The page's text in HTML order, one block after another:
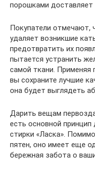
порошками
Покупатели отмечают,
удаляет возникшие
предотвратить их
пытается устранить
самой ткани. Применяя
вы сохраните лучшие
она будет выглядеть
Дарить вещам
есть основной
стирки «Ласка».
пятен, оно имеет еще
бережная забота о